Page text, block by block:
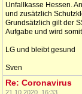
Unfallkasse Hessen.
und zusätzlich
Grundsätzlich gilt der
Aufgabe und wird
LG und bleibt gesund
Sven
Re: Coronavirus
21.10.2020, 16:33